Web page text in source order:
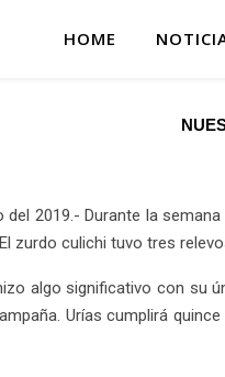
HOME
del 2019.- Durante la
zurdo culichi tuvo tres
algo significativo con su
Urías cumplirá